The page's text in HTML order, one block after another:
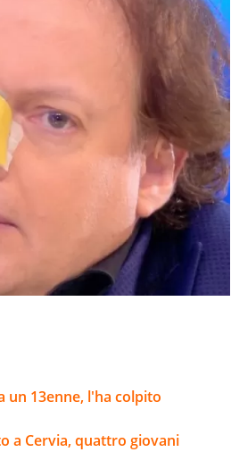
un 13enne, l'ha colpito
a Cervia, quattro giovani